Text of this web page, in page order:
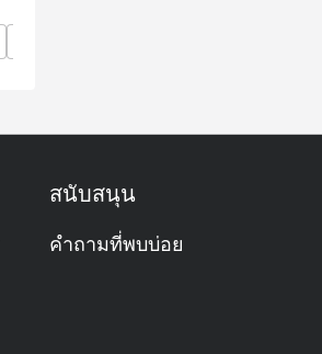
สนับสนุน
คำถามที่พบบ่อย